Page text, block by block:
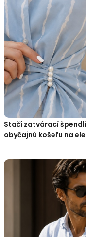
Stačí zatvárací
obyčajnú košeľu na